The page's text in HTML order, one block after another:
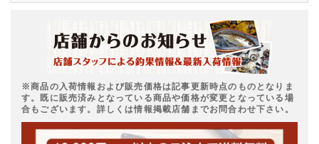
※商品の入荷情報および販売価格は記事更新時点のものとなりま
す。既に販売済みとなっている商品や価格が変更となっている場
合もございます。詳しくは情報掲載店舗までお問合わせ下さい。